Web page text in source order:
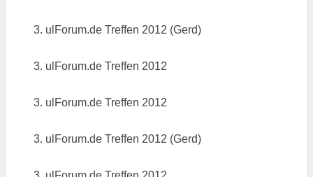
3. ulForum.de Treffen 2012 (Gerd)
3. ulForum.de Treffen 2012
3. ulForum.de Treffen 2012
3. ulForum.de Treffen 2012 (Gerd)